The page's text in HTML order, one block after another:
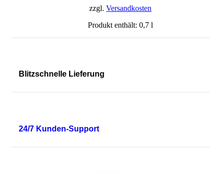
zzgl. Versandkosten
Produkt enthält: 0,7 l
Blitzschnelle Lieferung
24/7 Kunden-Support